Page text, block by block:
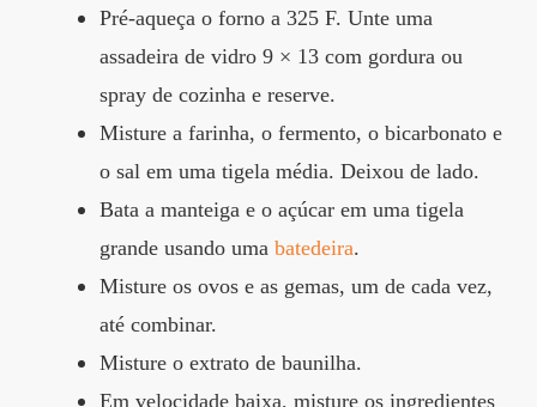
Pré-aqueça o forno a 325 F. Unte uma
assadeira de vidro 9 × 13 com gordura ou
spray de cozinha e reserve.
Misture a farinha, o fermento, o bicarbonato e
o sal em uma tigela média. Deixou de lado.
Bata a manteiga e o açúcar em uma tigela
grande usando uma batedeira.
Misture os ovos e as gemas, um de cada vez,
até combinar.
Misture o extrato de baunilha.
Em velocidade baixa, misture os ingredientes